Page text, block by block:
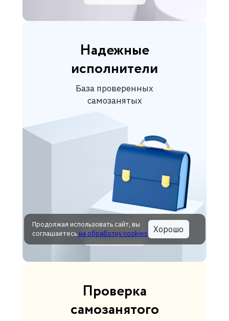
Надежные
исполнители
База проверенных
самозанятых
Подробнее
Проверка
самозанятого
Продолжая использовать сайт, вы
соглашаетесь на обработку cookies Хорошо